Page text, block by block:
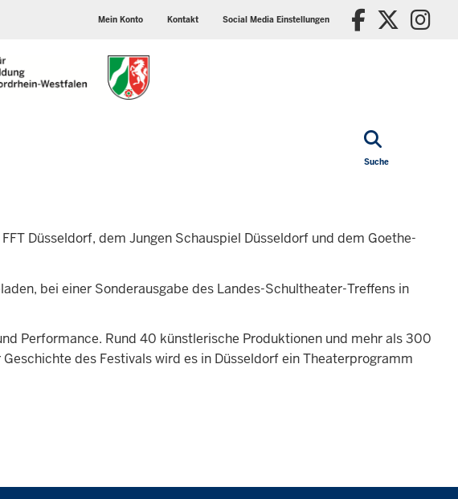
TopMein Konto Kontakt
media
Social Media Einstellungen X/
Suche
Düsseldorf, dem Jungen Schauspiel Düsseldorf und dem Goethe-
bei einer Sonderausgabe des Landes-Schultheater-Treffens in
Performance. Rund 40 künstlerische Produktionen und mehr als 300
des Festivals wird es in Düsseldorf ein Theaterprogramm